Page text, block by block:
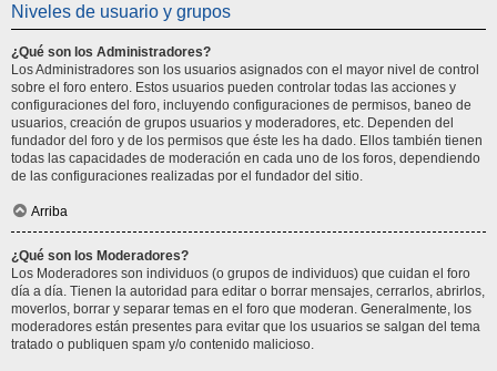
Niveles de usuario y grupos
¿Qué son los Administradores?
Los Administradores son los usuarios asignados con el mayor nivel de control
sobre el foro entero. Estos usuarios pueden controlar todas las acciones y
configuraciones del foro, incluyendo configuraciones de permisos, baneo de
usuarios, creación de grupos usuarios y moderadores, etc. Dependen del
fundador del foro y de los permisos que éste les ha dado. Ellos también tienen
todas las capacidades de moderación en cada uno de los foros, dependiendo
de las configuraciones realizadas por el fundador del sitio.
Arriba
¿Qué son los Moderadores?
Los Moderadores son individuos (o grupos de individuos) que cuidan el foro
día a día. Tienen la autoridad para editar o borrar mensajes, cerrarlos, abrirlos,
moverlos, borrar y separar temas en el foro que moderan. Generalmente, los
moderadores están presentes para evitar que los usuarios se salgan del tema
tratado o publiquen spam y/o contenido malicioso.